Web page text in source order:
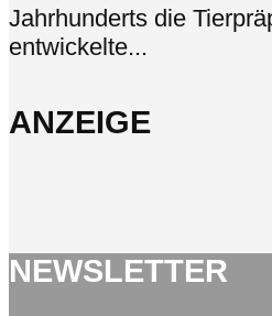
Jahrhunderts die
entwickelte...
ANZEIGE
NEWSLETTER